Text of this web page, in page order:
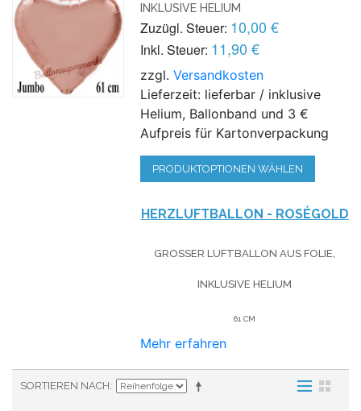
INKLUSIVE HELIUM
Zuzügl. Steuer: 10,00 €
Inkl. Steuer: 11,90 €
zzgl.Versandkosten
Lieferzeit: lieferbar / inklusive
Helium, Ballonband und 3 €
Aufpreis für Kartonverpackung
PRODUKTOPTIONEN WÄHLEN
HERZLUFTBALLON - ROSÉGOLD
GROSSER LUFTBALLON AUS FOLIE, I
NKLUSIVE HELIUM
61 CM
Mehr erfahren
SORTIEREN NACH